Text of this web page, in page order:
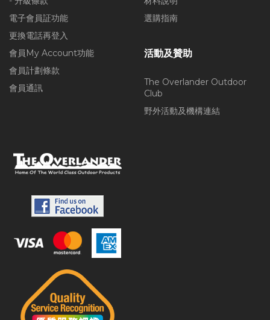
電子會員証功能
更換電話再登入
會員My Account功能
會員計劃條款
會員通訊
選購指南
活動及贊助
The Overlander Outdoor
Club
野外活動及機構連結